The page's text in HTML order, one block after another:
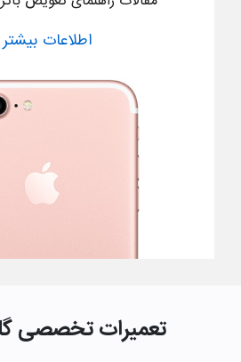
اطلاعات بیشتر
تعمیرات تخصصی